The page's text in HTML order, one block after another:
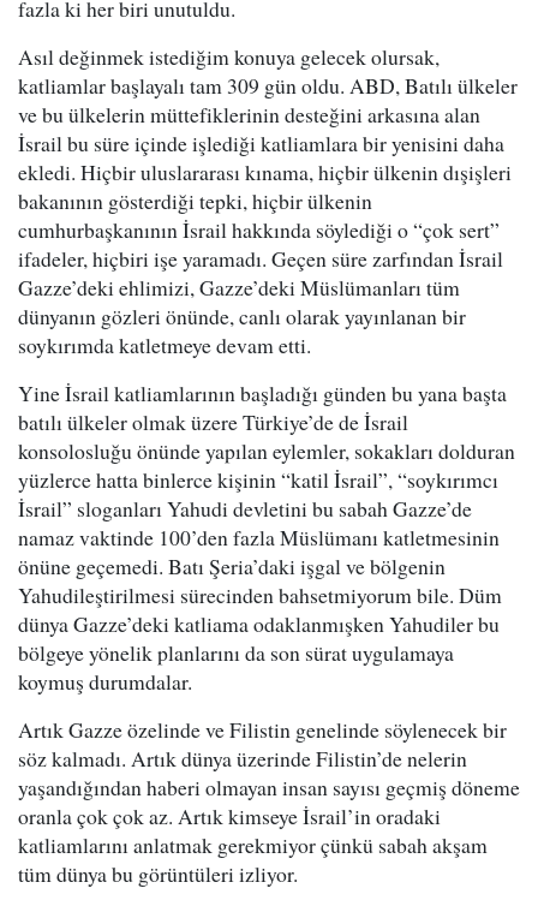
fazla ki her biri unutuldu.
Asıl değinmek istediğim konuya gelecek olursak,
katliamlar başlayalı tam 309 gün oldu. ABD, Batılı ülkeler
ve bu ülkelerin müttefiklerinin desteğini arkasına alan
İsrail bu süre içinde işlediği katliamlara bir yenisini daha
ekledi. Hiçbir uluslararası kınama, hiçbir ülkenin dışişleri
bakanının gösterdiği tepki, hiçbir ülkenin
cumhurbaşkanının İsrail hakkında söylediği o “çok sert”
ifadeler, hiçbiri işe yaramadı. Geçen süre zarfından İsrail
Gazze’deki ehlimizi, Gazze’deki Müslümanları tüm
dünyanın gözleri önünde, canlı olarak yayınlanan bir
soykırımda katletmeye devam etti.
Yine İsrail katliamlarının başladığı günden bu yana başta
batılı ülkeler olmak üzere Türkiye’de de İsrail
konsolosluğu önünde yapılan eylemler, sokakları dolduran
yüzlerce hatta binlerce kişinin “katil İsrail”, “soykırımcı
İsrail” sloganları Yahudi devletini bu sabah Gazze’de
namaz vaktinde 100’den fazla Müslümanı katletmesinin
önüne geçemedi. Batı Şeria’daki işgal ve bölgenin
Yahudileştirilmesi sürecinden bahsetmiyorum bile. Düm
dünya Gazze’deki katliama odaklanmışken Yahudiler bu
bölgeye yönelik planlarını da son sürat uygulamaya
koymuş durumdalar.
Artık Gazze özelinde ve Filistin genelinde söylenecek bir
söz kalmadı. Artık dünya üzerinde Filistin’de nelerin
yaşandığından haberi olmayan insan sayısı geçmiş döneme
oranla çok çok az. Artık kimseye İsrail’in oradaki
katliamlarını anlatmak gerekmiyor çünkü sabah akşam
tüm dünya bu görüntüleri izliyor.